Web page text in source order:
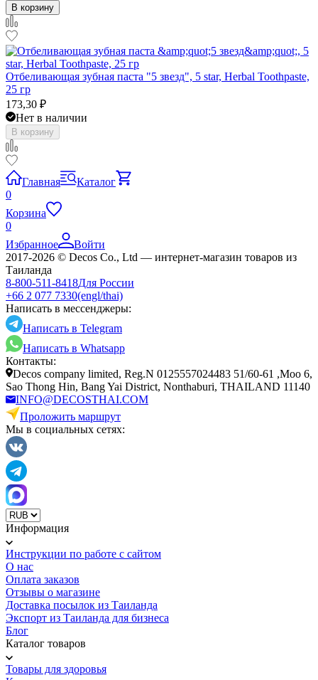
В корзину
Отбеливающая зубная паста "5 звезд", 5 star, Herbal Toothpaste,
25 гр
173,30 ₽
Нет в наличии
В корзину
Главная
Каталог
0
Корзина
0
Избранное
Войти
2017-2026 © Decos Co., Ltd — интернет-магазин товаров из
Таиланда
8-800-511-8418Для России
+66 2 077 7330(engl/thai)
Написать в мессенджеры:
Написать в Telegram
Написать в Whatsapp
Контакты:
Decos company limited, Reg.N 0125557024483 51/60-61 ,Moo 6,
Sao Thong Hin, Bang Yai District, Nonthaburi, THAILAND 11140
INFO@DECOSTHAI.COM
Проложить маршрут
Мы в социальных сетях:
Информация
Инструкции по работе с сайтом
О нас
Оплата заказов
Отзывы о магазине
Доставка посылок из Таиланда
Экспорт из Таиланда для бизнеса
Блог
Каталог товаров
Товары для здоровья